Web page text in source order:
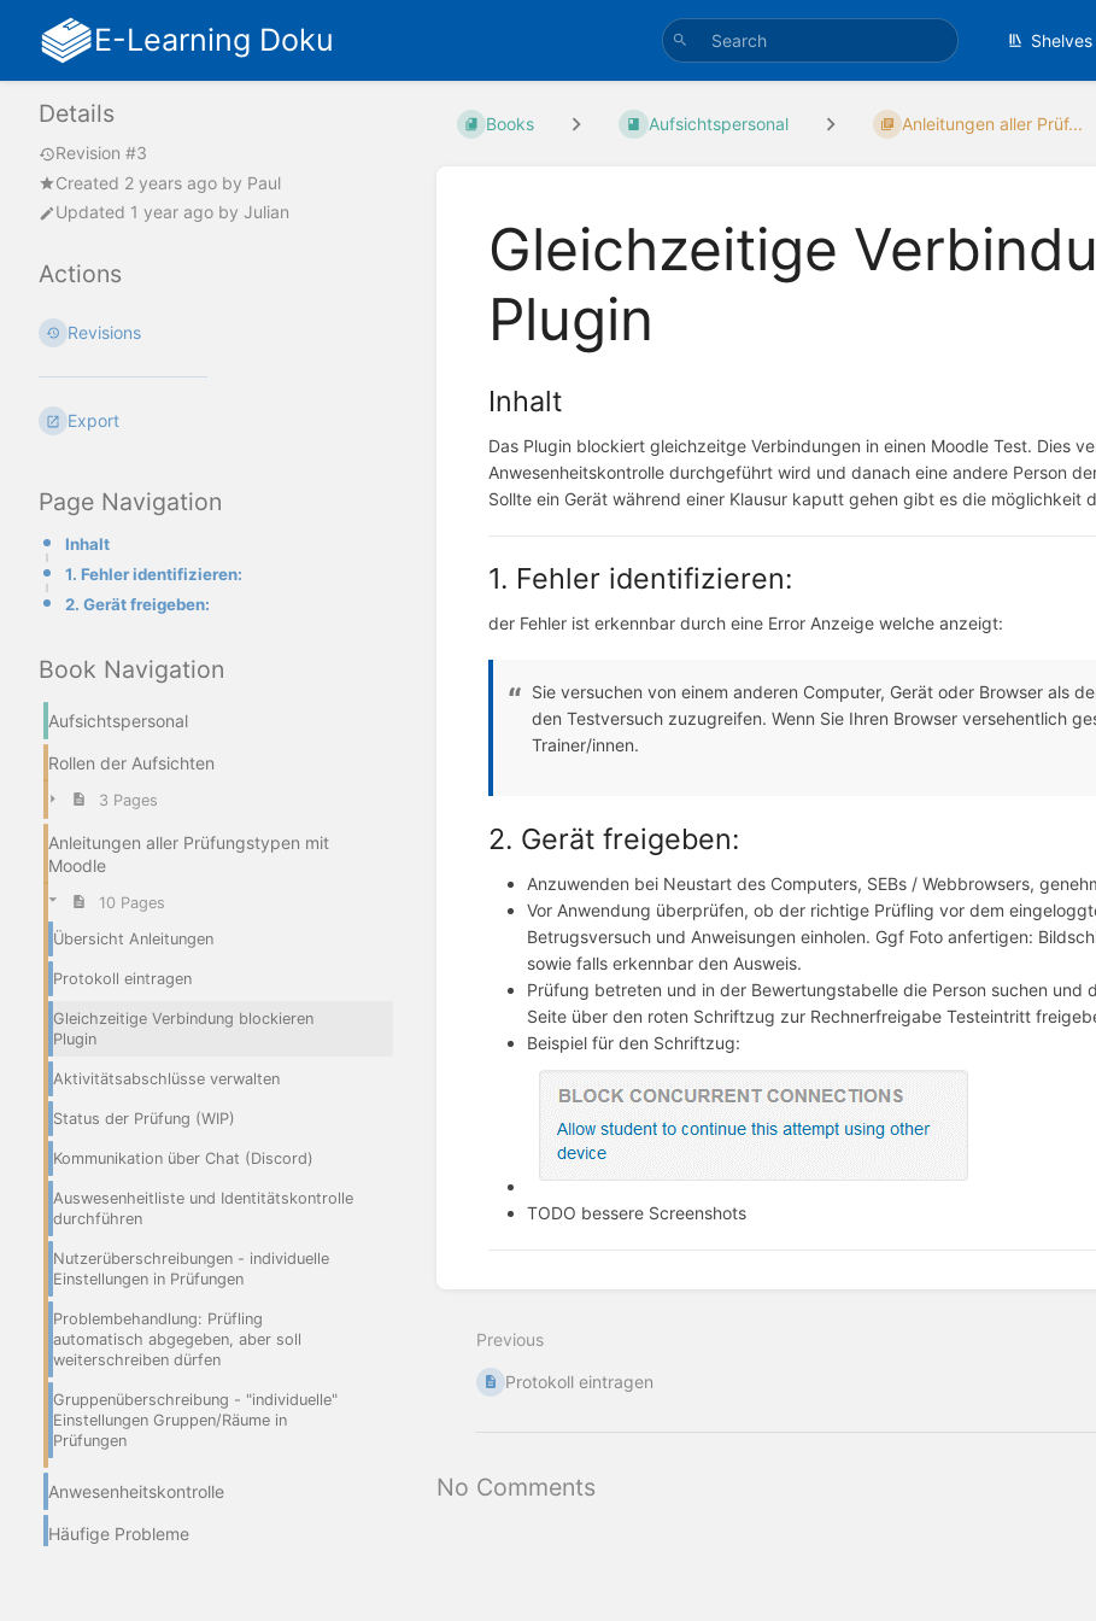
E-Learning Doku Shelves
Details
Revision #3
Created 2 years ago by Paul
Updated 1 year ago by Julian
Actions
Revisions
Export
Page Navigation
Inhalt
1. Fehler identifizieren:
2. Gerät freigeben:
Book Navigation
Aufsichtspersonal
Rollen der Aufsichten
3 Pages
Anleitungen aller Prüfungstypen mit
Moodle
10 Pages
Übersicht Anleitungen
Protokoll eintragen
Gleichzeitige Verbindung blockieren
Plugin
Aktivitätsabschlüsse verwalten
Status der Prüfung (WIP)
Kommunikation über Chat (Discord)
Auswesenheitliste und Identitätskontrolle
durchführen
Nutzerüberschreibungen - individuelle
Einstellungen in Prüfungen
Problembehandlung: Prüfling
automatisch abgegeben, aber soll
weiterschreiben dürfen
Gruppenüberschreibung - "individuelle"
Einstellungen Gruppen/Räume in
Prüfungen
Anwesenheitskontrolle
Häufige Probleme
Books Aufsichtspersonal Anleitungen aller Prüf...
Gleichzeitige
Plugin
Inhalt
Das Plugin blockiert gleichzeitge Verbindungen in einen Moodle Test. Dies
Anwesenheitskontrolle durchgeführt wird und danach eine andere Person
Sollte ein Gerät während einer Klausur kaputt gehen gibt es die möglichkeit
1. Fehler identifizieren:
der Fehler ist erkennbar durch eine Error Anzeige welche anzeigt:
Sie versuchen von einem anderen Computer, Gerät oder Browser als
den Testversuch zuzugreifen. Wenn Sie Ihren Browser versehentlich
Trainer/innen.
2. Gerät freigeben:
Anzuwenden bei Neustart des Computers, SEBs / Webbrowsers,
Vor Anwendung überprüfen, ob der richtige Prüfling vor dem
Betrugsversuch und Anweisungen einholen. Ggf Foto anfertigen:
sowie falls erkennbar den Ausweis.
Prüfung betreten und in der Bewertungstabelle die Person suchen und
Seite über den roten Schriftzug zur Rechnerfreigabe Testeintritt
Beispiel für den Schriftzug:
TODO bessere Screenshots
mode
Previous
Protokoll eintragen
No Comments